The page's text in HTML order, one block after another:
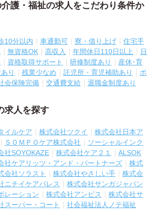
護・福祉の求人をこだわり条件か
10分以内 車通勤可 寮・借り上げ
住宅手
無資格OK 高収入 年間休日110日以上
日
資格取得サポート 研修制度あり
産休･育
り
残業少なめ 託児所・育児補助あり
ボ
会保険完備 交通費支給 退職金制度あり
求人を探す
イルケア 株式会社ツクイ
株式会社日本ア
ＳＯＭＰＯケア株式会社
ソーシャルインク
社SOYOKAZE 株式会社ケア２１
ALSOK
社ケアリッツ・アンド・パートナーズ
株式
会社ソラスト 株式会社やさしい手
株式会
ニチイケアパレス
株式会社サンガジャパン
レーション
株式会社アンビス
株式会社サ
スーパー・コート
社会福祉法人ノテ福祉